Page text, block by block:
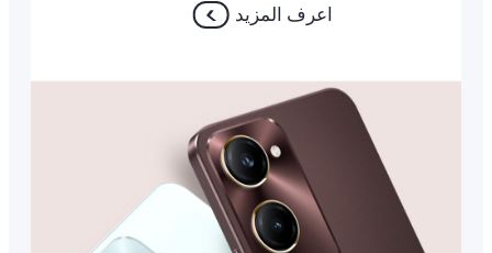
اعرف المزيد